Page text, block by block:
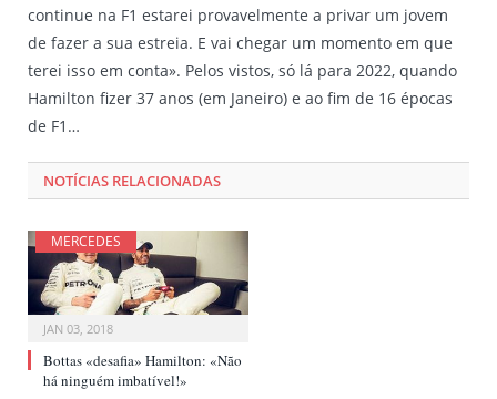
continue na F1 estarei provavelmente a privar um jovem
de fazer a sua estreia. E vai chegar um momento em que
terei isso em conta». Pelos vistos, só lá para 2022, quando
Hamilton fizer 37 anos (em Janeiro) e ao fim de 16 épocas
de F1…
NOTÍCIAS RELACIONADAS
MERCEDES
JAN 03, 2018
Bottas «desafia» Hamilton: «Não
há ninguém imbatível!»